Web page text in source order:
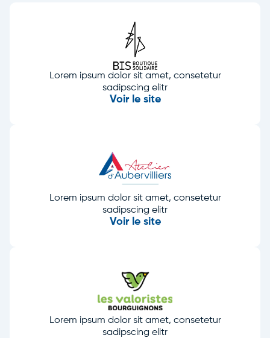
Lorem ipsum dolor sit amet, consetetur
sadipscing elitr
Voir le site
Lorem ipsum dolor sit amet, consetetur
sadipscing elitr
Voir le site
Lorem ipsum dolor sit amet, consetetur
sadipscing elitr